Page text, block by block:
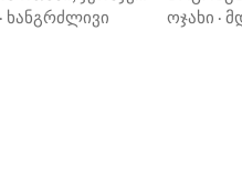
· ხანგრძლივი
საოჯახო
ოჯახი ·